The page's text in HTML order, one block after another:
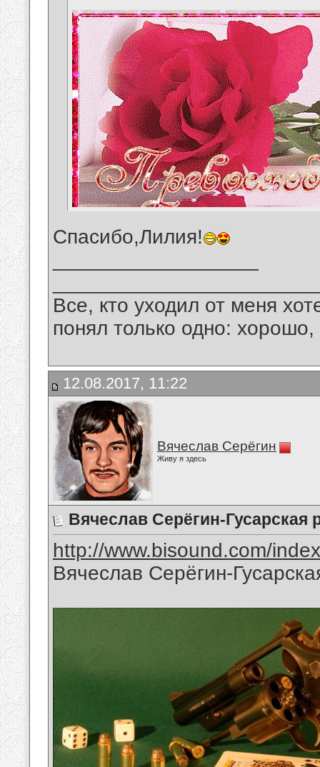
Спасибо,Лилия!
Все, кто уходил от меня
понял только одно:
12.08.2017, 11:22
Вячеслав Серёгин
Живу я здесь
Вячеслав Серёгин-Гусарская
http://www.bisound.com/
Вячеслав Серёгин-